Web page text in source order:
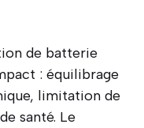
de batterie
: équilibrage
limitation de
santé. Le